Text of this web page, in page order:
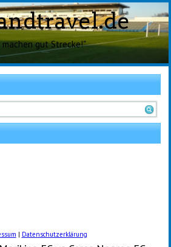
machen gut Strecke!"
| Datenschutzerklärung